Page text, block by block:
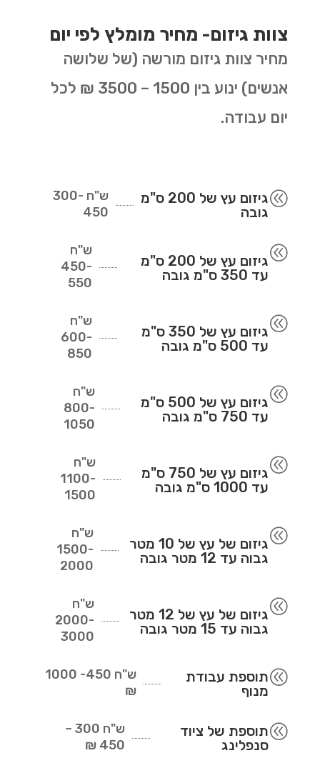
צוות גיזום- מחיר מומלץ לפי יום
מחיר צוות גיזום מורשה (של שלושה
אנשים) ינוע בין 1500 – 3500 ₪ לכל
יום עבודה.
@
גיזום עץ של 200 ס"מ
גובה
ש"ח 300-
450
@
גיזום עץ של 200 ס"מ
עד 350 ס"מ גובה
ש"ח
450-
550
@
גיזום עץ של 350 ס"מ
עד 500 ס"מ גובה
ש"ח
600-
850
@
גיזום עץ של 500 ס"מ
עד 750 ס"מ גובה
ש"ח
800-
1050
@
גיזום עץ של 750 ס"מ
עד 1000 ס"מ גובה
ש"ח
1100-
1500
@
גיזום של עץ של 10 מטר
גבוה עד 12 מטר גובה
ש"ח
1500-
2000
@
גיזום של עץ של 12 מטר
גבוה עד 15 מטר גובה
ש"ח
2000-
3000
@תוספת עבודת
מנוף
ש"ח
450- 1000
₪
@תוספת של ציוד
סנפלינג
ש"ח
300 –
450 ₪